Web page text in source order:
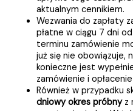
aktualnym cennikiem.
Wezwania do zapłaty
płatne w ciągu 7 dni
terminu zamówienie
już się nie obowiązuje,
konieczne jest
zamówienie i
Również w przypadku
dniowy okres próbnyz